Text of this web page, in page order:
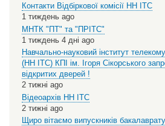
Контакти Відбіркової комісії НН ІТС
1 тиждень ago
МНТК "ПТ" та "ПРІТС"
1 тиждень 4 дні ago
Навчально-науковий інститут
(НН ІТС) КПІ ім. Ігоря Сікорського
відкритих дверей !
2 тижні ago
Відеоархів НН ІТС
2 тижні ago
Щиро вітаємо випускників